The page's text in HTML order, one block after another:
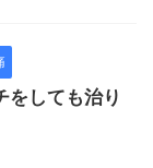
をしても治り